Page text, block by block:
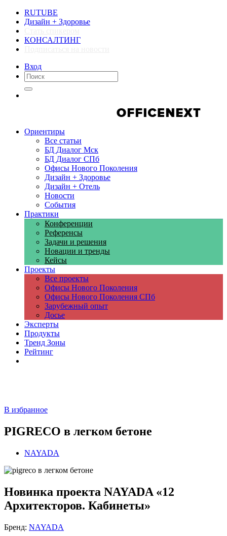
RUTUBE
Дизайн + Здоровье
КОНСАЛТИНГ
Вход
Ориентиры
Все статьи
БД Диалог Мск
БД Диалог СПб
Офисы Нового Поколения
Дизайн + Здоровье
Дизайн + Отель
Новости
События
Практики
Конференции
Референсы
Задачи и решения
Новации и тренды
Кейсы
Проекты
Все проекты
Офисы Нового Поколения
Офисы Нового Поколения СПб
Зарубежный опыт
Досье
Эксперты
Продукты
Тренд Зоны
Рейтинг
В избранное
PIGRECO в легком бетоне
NAYADA
Новинка проекта NAYADA «12
Архитекторов. Кабинеты»
Бренд: NAYADA